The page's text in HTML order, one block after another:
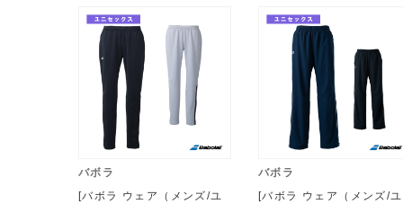
バボラ
[バボラ ウェア（メンズ/ユ
バボラ
[バボラ ウェア（メンズ/ユ